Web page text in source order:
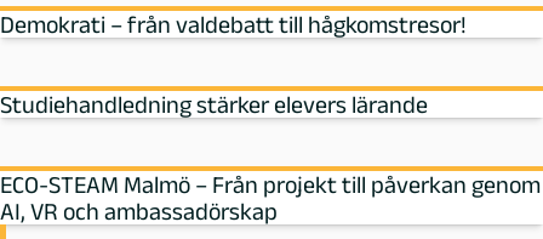
Demokrati – från valdebatt till hågkomstresor!
Studiehandledning stärker elevers lärande
ECO-STEAM Malmö – Från projekt till påverkan genom
AI, VR och ambassadörskap